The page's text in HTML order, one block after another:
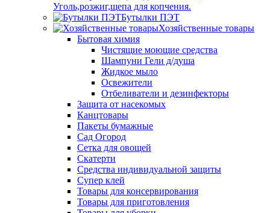
Уголь,розжиг,щепа для копчения.
Бутылки ПЭТ
Хозяйственные товары
Бытовая химия
Чистящие моющие средства
Шампуни Гели д/душа
Жидкое мыло
Освежители
Отбеливатели и дезинфекторы
Защита от насекомых
Канцтовары
Пакеты бумажные
Сад Огород
Сетка для овощей
Скатерти
Средства индивидуальной защиты
Супер клей
Товары для консервирования
Товары для приготовления